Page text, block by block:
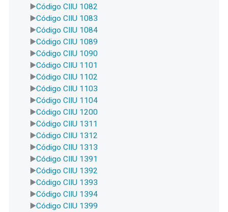
Código CIIU 1082
Código CIIU 1083
Código CIIU 1084
Código CIIU 1089
Código CIIU 1090
Código CIIU 1101
Código CIIU 1102
Código CIIU 1103
Código CIIU 1104
Código CIIU 1200
Código CIIU 1311
Código CIIU 1312
Código CIIU 1313
Código CIIU 1391
Código CIIU 1392
Código CIIU 1393
Código CIIU 1394
Código CIIU 1399